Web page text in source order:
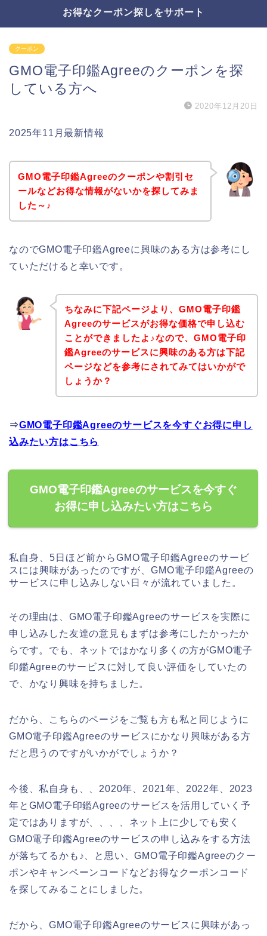
お得なクーポン探しをサポート
クーポン
GMO電子印鑑Agreeのクーポンを探
している方へ
2020年12月20日
2025年11月最新情報
GMO電子印鑑Agreeのクーポンや割引セ
ールなどお得な情報がないかを探してみま
した～♪
なのでGMO電子印鑑Agreeに興味のある方は参考にし
ていただけると幸いです。
ちなみに下記ページより、GMO電子印鑑
Agreeのサービスがお得な価格で申し込む
ことができましたよ♪なので、GMO電子印
鑑Agreeのサービスに興味のある方は下記
ページなどを参考にされてみてはいかがで
しょうか？
⇒GMO電子印鑑Agreeのサービスを今すぐお得に申し
込みたい方はこちら
GMO電子印鑑Agreeのサービスを今すぐ
お得に申し込みたい方はこちら
私自身、5日ほど前からGMO電子印鑑Agreeのサービ
スには興味があったのですが、GMO電子印鑑Agreeの
サービスに申し込みしない日々が流れていました。
その理由は、GMO電子印鑑Agreeのサービスを実際に
申し込みした友達の意見もまずは参考にしたかったか
らです。でも、ネットではかなり多くの方がGMO電子
印鑑Agreeのサービスに対して良い評価をしていたの
で、かなり興味を持ちました。
だから、こちらのページをご覧も方も私と同じように
GMO電子印鑑Agreeのサービスにかなり興味がある方
だと思うのですがいかがでしょうか？
今後、私自身も、、2020年、2021年、2022年、2023
年とGMO電子印鑑Agreeのサービスを活用していく予
定ではありますが、、、、ネット上に少しでも安く
GMO電子印鑑Agreeのサービスの申し込みをする方法
が落ちてるかも♪、と思い、GMO電子印鑑Agreeのクー
ポンやキャンペーンコードなどお得なクーポンコード
を探してみることにしました。
だから、GMO電子印鑑Agreeのサービスに興味があっ